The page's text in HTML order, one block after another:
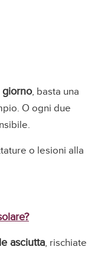
giorno, basta una
O ogni due
o lesioni alla
asciutta, rischiate